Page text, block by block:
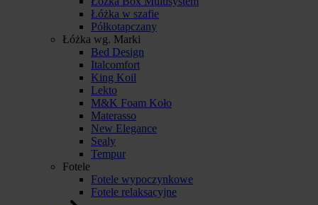
Łóżka w szafie
Półkotapczany
Łóżka wg. Marki
Bed Design
Italcomfort
King Koil
Lekto
M&K Foam Koło
Materasso
New Elegance
Sealy
Tempur
Fotele
Fotele wypoczynkowe
Fotele relaksacyjne